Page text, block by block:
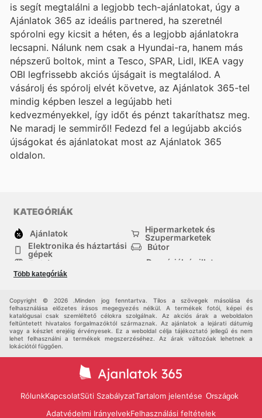
is segít megtalálni a legjobb tech-ajánlatokat, úgy a
Ajánlatok 365 az ideális partnered, ha szeretnél
spórolni egy kicsit a héten, és a legjobb ajánlatokra
lecsapni. Nálunk nem csak a Hyundai-ra, hanem más
népszerű boltok, mint a Tesco, SPAR, Lidl, IKEA vagy
OBI legfrissebb akciós újságait is megtalálod. A
vásárolj és spórolj elvét követve, az Ajánlatok 365-tel
mindig képben leszel a legújabb heti
kedvezményekkel, így időt és pénzt takaríthatsz meg.
Ne maradj le semmiről! Fedezd fel a legújabb akciós
újságokat és ajánlatokat most az Ajánlatok 365
oldalon.
KATEGÓRIÁK
Ajánlatok
Hipermarketek és
Szupermarketek
Elektronika és háztartási
gépek
Bútor
Ruházat
Drogériák és illatszer-
háztartási cikkek
Több kategóriák
Copyright © 2026 .Minden jog fenntartva. Tilos a szövegek másolása és
felhasználása előzetes írásos megegyezés nélkül. A termékek fotói, képei és
katalógusai csak szemléltető célokra szolgálnak. Az akciós árak a weboldalon
feltüntetett hivatalos forgalmazóktól származnak. Az ajánlatok a lejárati dátumig
vagy a készlet erejéig érvényesek. Ez a weboldal célja tájékoztató jellegű és nem
lehet felhasználni a termékek megszerzéséhez. Az árak változóak lehetnek a
lokációtól függően.
RólunkKapcsolatSüti SzabályzatTartalom jelentése Országok
Adatvédelmi IrányelvekFelhasználási feltételek